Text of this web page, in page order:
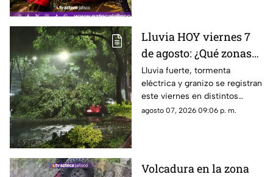
Lluvia HOY viernes 7
de agosto: ¿Qué zonas
de Guadalajara están
afectadas?
Lluvia fuerte, tormenta
eléctrica y granizo se registran
este viernes en distintos
puntos de Guadalajara y
agosto 07, 2026 09:06 p. m.
Volcadura en la zona